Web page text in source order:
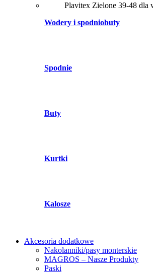
Wodery i spodniobuty
Spodnie
Buty
Kurtki
Kalosze
Akcesoria dodatkowe
Nakolanniki/pasy monterskie
MAGROS – Nasze Produkty
Paski